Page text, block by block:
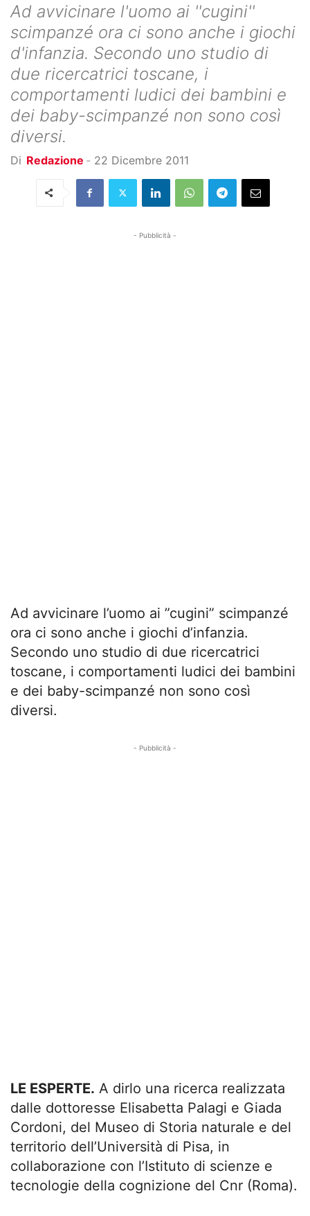
Ad avvicinare l'uomo ai ''cugini''
scimpanzé ora ci sono anche i giochi
d'infanzia. Secondo uno studio di
due ricercatrici toscane, i
comportamenti ludici dei bambini e
dei baby-scimpanzé non sono così
diversi.
Di Redazione - 22 Dicembre 2011
- Pubblicità -
Ad avvicinare l’uomo ai ”cugini” scimpanzé
ora ci sono anche i giochi d’infanzia.
Secondo uno studio di due ricercatrici
toscane, i comportamenti ludici dei bambini
e dei baby-scimpanzé non sono così
diversi.
- Pubblicità -
LE ESPERTE. A dirlo una ricerca realizzata
dalle dottoresse Elisabetta Palagi e Giada
Cordoni, del Museo di Storia naturale e del
territorio dell’Università di Pisa, in
collaborazione con l’Istituto di scienze e
tecnologie della cognizione del Cnr (Roma).